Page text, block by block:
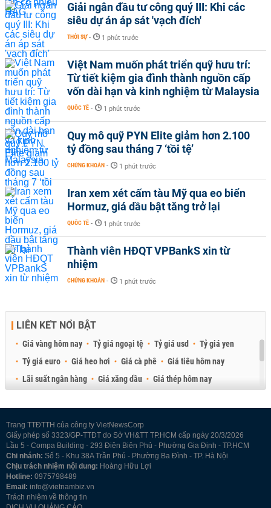
Giải ngân đầu tư công quý III: Khi các
siêu dự án áp sát 'vạch đích'
THỜI SỰ - 1 phút trước
Việt Nam muốn phát triển quỹ hưu trí:
Từ tiết kiệm gia đình thành nguồn cấp
vốn dài hạn và kinh nghiệm từ Malaysia
QUỐC TẾ - 1 phút trước
Quy mô quỹ PYN Elite giảm hơn 2.100
tỷ đồng sau tháng 7 ‘tồi tệ’
CHỨNG KHOÁN - 1 phút trước
Iran xem xét cấm tàu Mỹ qua eo biển
Hormuz, giá dầu bật tăng trở lại
QUỐC TẾ - 1 phút trước
Thành viên HĐQT VPBankS xin từ
nhiệm
CHỨNG KHOÁN - 1 phút trước
LIÊN KẾT NỔI BẬT
Giá vàng hôm nay Tỷ giá ngoại tệ Tỷ giá usd
Tỷ giá yen
Tỷ giá euro
Giá heo hơi Giá cà phê
Giá tiêu hôm nay
Lãi suất ngân hàng
Giá xăng dầu
Giá thép hôm nay
Trang TTĐTTH của công ty VietNewsCorp
Giấy phép số 3323/GP-TTĐT do Sở VH&TT TP.HCM cấp ngày 20/3/2026
Lầu 5 - Compa Building - 293 Điện Biên Phủ - Phường Gia Định - TP.HCM
Chi nhánh: Số 5 - Khu 38A Trần Phú - Phường Ba Đình - TP. Hà Nội
Chịu trách nhiệm nội dung: Hoàng Hữu Lợi
Hotline: 0975798489
Email: info@vietnambiz.vn
Trách nhiệm về thông tin